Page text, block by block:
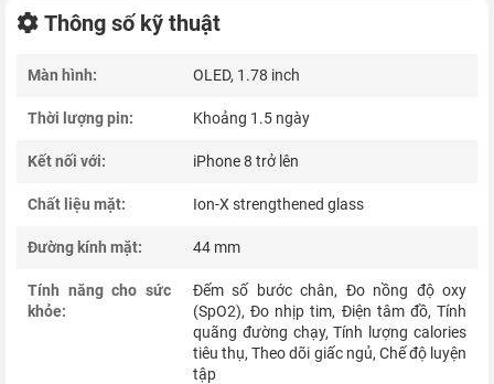
Thông số kỹ thuật
Màn hình: OLED, 1.78 inch
Thời lượng pin: Khoảng 1.5 ngày
Kết nối với: iPhone 8 trở lên
Chất liệu mặt: Ion-X strengthened glass
Đường kính mặt: 44 mm
Tính năng cho sức
khỏe:
Đếm số bước chân, Đo nồng độ oxy
(SpO2), Đo nhịp tim, Điện tâm đồ, Tính
quãng đường chạy, Tính lượng calories
tiêu thụ, Theo dõi giấc ngủ, Chế độ luyện
tập